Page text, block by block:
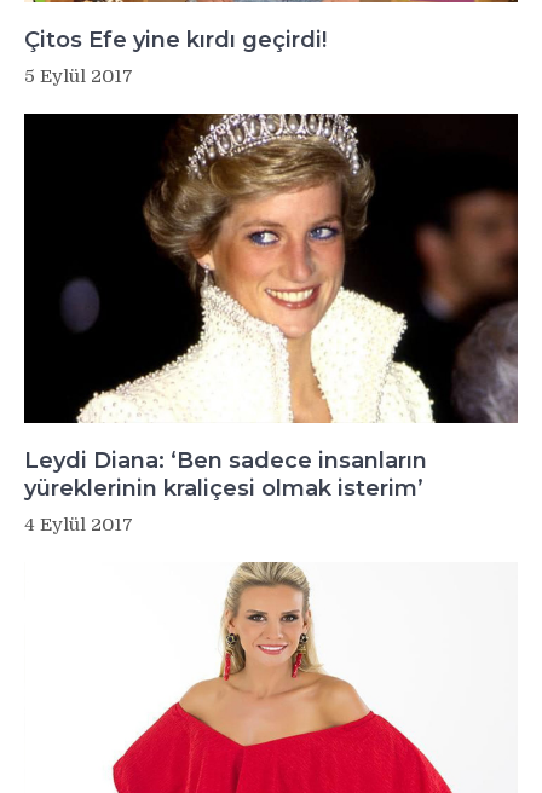
Çitos Efe yine kırdı geçirdi!
5 Eylül 2017
Leydi Diana: ‘Ben sadece insanların
yüreklerinin kraliçesi olmak isterim’
4 Eylül 2017